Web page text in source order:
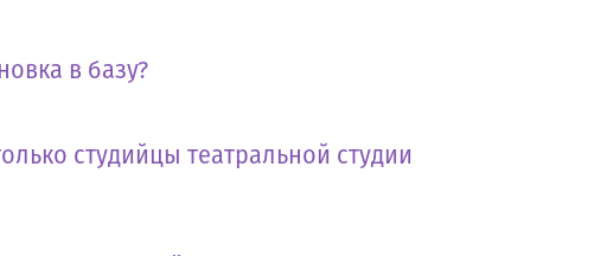
в базу?
студийцы театральной студии